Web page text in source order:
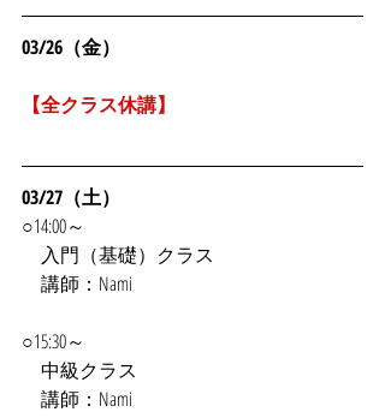
03/26（金）
【全クラス休講】
03/27（土）
○14:00～
入門（基礎）クラス
講師：Nami
○15:30～
中級クラス
講師：Nami